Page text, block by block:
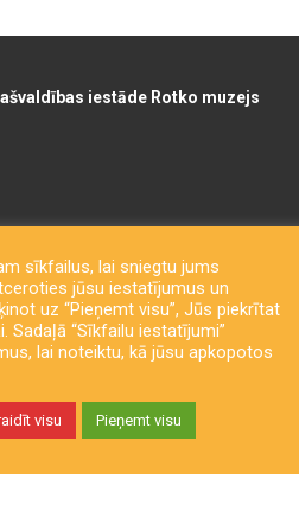
iestāde Rotko muzejs
Institution Rothko Museum
sīkfailus, lai sniegtu jums
jūsu iestatījumus un
uz “Pieņemt visu”, Jūs piekrītat
Sadaļā “Sīkfailu iestatījumi”
lai noteiktu, kā jūsu apkopotos
visu Pieņemt visu